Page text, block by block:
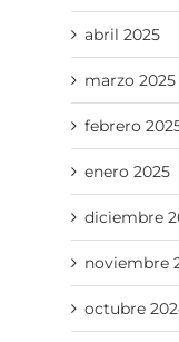
abril 2025
marzo 2025
febrero
enero 2025
diciembre
noviembre
octubre